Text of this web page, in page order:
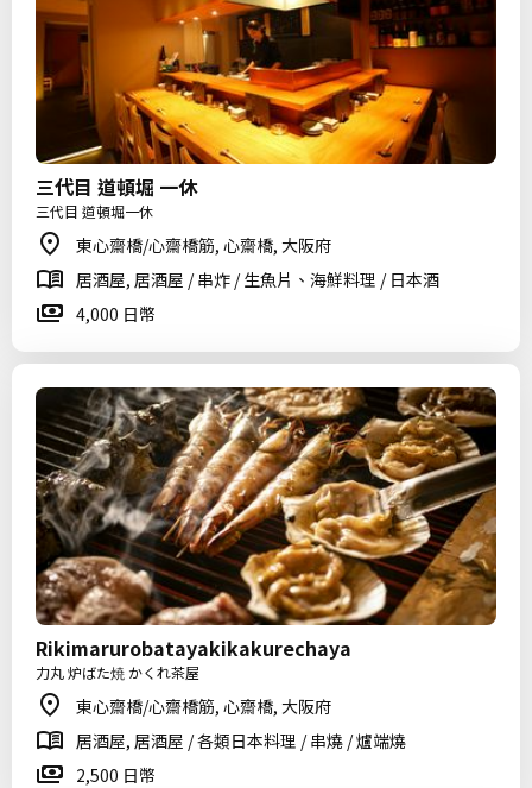
三代目 道頓堀 一休
三代目 道頓堀一休
東心齋橋/心齋橋筋, 心齋橋, 大阪府
居酒屋, 居酒屋 / 串炸 / 生魚片、海鮮料理 / 日本酒
4,000 日幣
Rikimarurobatayakikakurechaya
力丸 炉ばた焼 かくれ茶屋
東心齋橋/心齋橋筋, 心齋橋, 大阪府
居酒屋, 居酒屋 / 各類日本料理 / 串燒 / 爐端燒
2,500 日幣